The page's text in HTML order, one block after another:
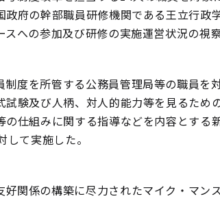
府の幹部職員研修機関である王立行政
への参加及び研修の実施運営状況の視
度を所管する公務員管理局等の職員を
験及び人柄、対人的能力等を見るため
仕組みに関する指導などを内容とする
て実施した。
関係の構築に尽力されたマイク・マン